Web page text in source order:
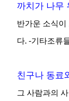
까치가 나무
반가운 소식
다. -기타조류
친구나 동료
그 사람과의